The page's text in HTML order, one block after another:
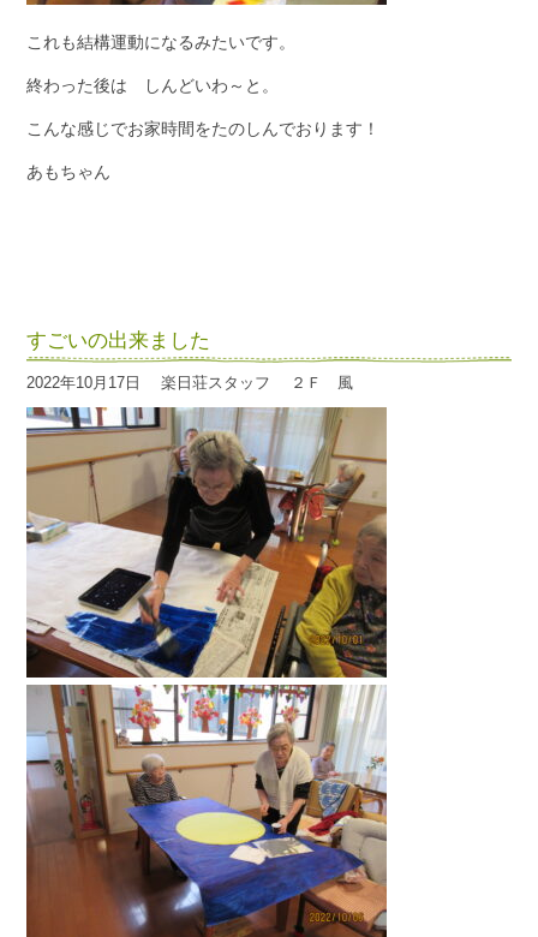
これも結構運動になるみたいです。
終わった後は しんどいわ～と。
こんな感じでお家時間をたのしんでおります！
あもちゃん
すごいの出来ました
2022年10月17日 楽日荘スタッフ ２Ｆ 風